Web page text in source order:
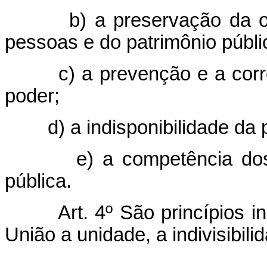
b) a preservação da
pessoas e do patrimônio
c) a prevenção e a
poder;
d) a indisponibilidade da
e) a competência
pública.
Art. 4º São princípios
União a unidade, a